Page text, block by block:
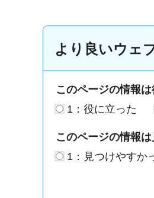
より良いウェ
このページの情報
1：役に立った
このページの情報
1：見つけやすか